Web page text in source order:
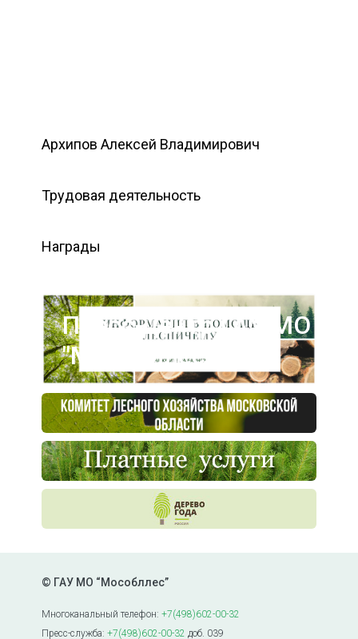
Архипов Алексей Владимирович
Трудовая деятельность
Награды
Пресс-центр ГАУ МО
"Мособллес"
© ГАУ МО “Мособллес”
Многоканальный телефон:+7(498)602-00-32
Пресс-служба:+7(498)602-00-32 доб. 039